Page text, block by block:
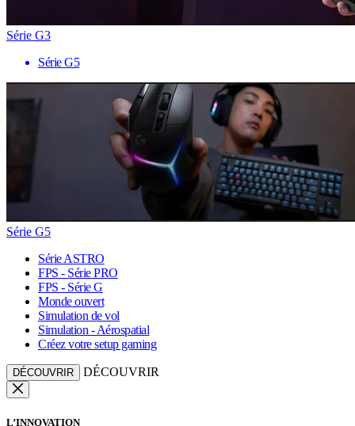
Série G3
Série G5
Série G5
Série ASTRO
FPS - Série PRO
FPS - Série G
Monde ouvert
Simulation de vol
Simulation - Aérospatial
Créez votre setup gaming
DÉCOUVRIR DÉCOUVRIR
L’INNOVATION